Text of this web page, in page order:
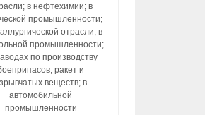
в нефтехимии; в
промышленности;
отрасли; в
промышленности;
по производству
ракет и
веществ; в
автомобильной
промышленности